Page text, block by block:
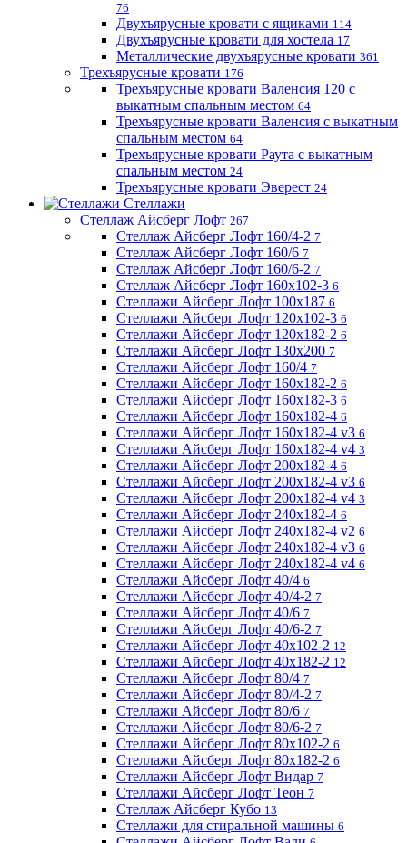
76
Двухъярусные кровати с ящиками 114
Двухъярусные кровати для хостела 17
Металлические двухъярусные кровати 361
Трехъярусные кровати 176
Трехъярусные кровати Валенсия 120 с
выкатным спальным местом 64
Трехъярусные кровати Валенсия с выкатным
спальным местом 64
Трехъярусные кровати Раута с выкатным
спальным местом 24
Трехъярусные кровати Эверест 24
Стеллажи
Стеллаж Айсберг Лофт 267
Стеллаж Айсберг Лофт 160/4-2 7
Стеллаж Айсберг Лофт 160/6 7
Стеллаж Айсберг Лофт 160/6-2 7
Стеллаж Айсберг Лофт 160х102-3 6
Стеллажи Айсберг Лофт 100х187 6
Стеллажи Айсберг Лофт 120х102-3 6
Стеллажи Айсберг Лофт 120х182-2 6
Стеллажи Айсберг Лофт 130х200 7
Стеллажи Айсберг Лофт 160/4 7
Стеллажи Айсберг Лофт 160х182-2 6
Стеллажи Айсберг Лофт 160х182-3 6
Стеллажи Айсберг Лофт 160х182-4 6
Стеллажи Айсберг Лофт 160х182-4 v3 6
Стеллажи Айсберг Лофт 160х182-4 v4 3
Стеллажи Айсберг Лофт 200х182-4 6
Стеллажи Айсберг Лофт 200х182-4 v3 6
Стеллажи Айсберг Лофт 200х182-4 v4 3
Стеллажи Айсберг Лофт 240х182-4 6
Стеллажи Айсберг Лофт 240х182-4 v2 6
Стеллажи Айсберг Лофт 240х182-4 v3 6
Стеллажи Айсберг Лофт 240х182-4 v4 6
Стеллажи Айсберг Лофт 40/4 6
Стеллажи Айсберг Лофт 40/4-2 7
Стеллажи Айсберг Лофт 40/6 7
Стеллажи Айсберг Лофт 40/6-2 7
Стеллажи Айсберг Лофт 40х102-2 12
Стеллажи Айсберг Лофт 40х182-2 12
Стеллажи Айсберг Лофт 80/4 7
Стеллажи Айсберг Лофт 80/4-2 7
Стеллажи Айсберг Лофт 80/6 7
Стеллажи Айсберг Лофт 80/6-2 7
Стеллажи Айсберг Лофт 80х102-2 6
Стеллажи Айсберг Лофт 80х182-2 6
Стеллажи Айсберг Лофт Видар 7
Стеллажи Айсберг Лофт Теон 7
Стеллаж Айсберг Кубо 13
Стеллажи для стиральной машины 6